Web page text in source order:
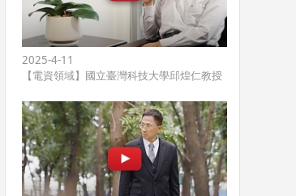
2025-4-11
【電資領域】國立臺灣科技大學邱煌仁教授